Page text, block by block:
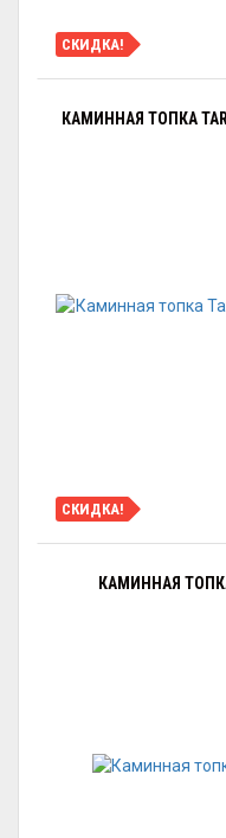
СКИДКА!
КАМИННАЯ ТОПКА
СКИДКА!
КАМИННАЯ ТОПКА